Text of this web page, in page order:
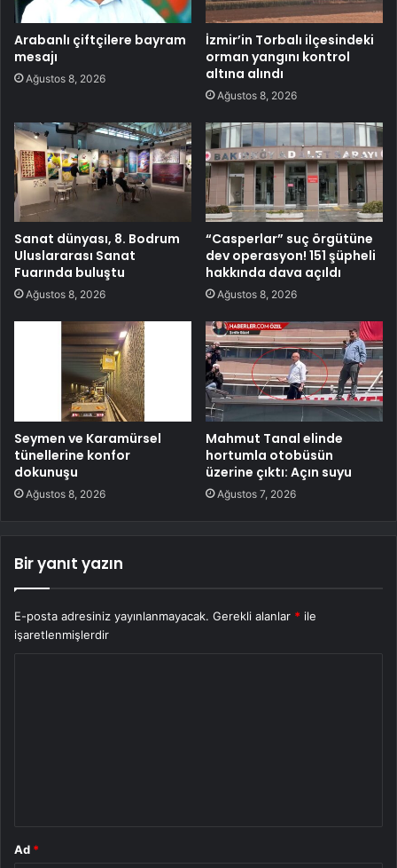
Arabanlı çiftçilere bayram
mesajı
Ağustos 8, 2026
İzmir’in Torbalı ilçesindeki
orman yangını kontrol
altına alındı
Ağustos 8, 2026
Sanat dünyası, 8. Bodrum
Uluslararası Sanat
Fuarında buluştu
Ağustos 8, 2026
“Casperlar” suç örgütüne
dev operasyon! 151 şüpheli
hakkında dava açıldı
Ağustos 8, 2026
Seymen ve Karamürsel
tünellerine konfor
dokunuşu
Ağustos 8, 2026
Mahmut Tanal elinde
hortumla otobüsün
üzerine çıktı: Açın suyu
Ağustos 7, 2026
Bir yanıt yazın
E-posta adresiniz yayınlanmayacak. Gerekli alanlar * ile
işaretlenmişlerdir
Ad *